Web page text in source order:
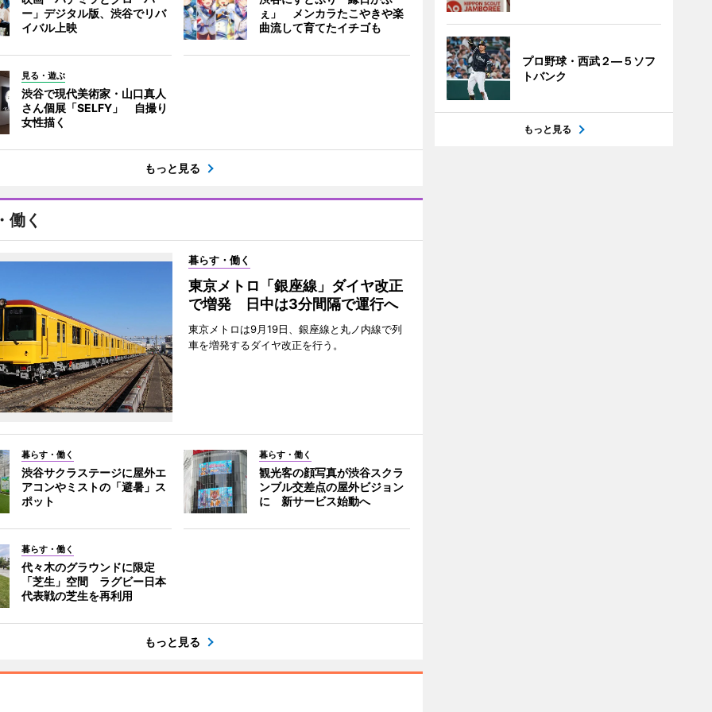
ー」デジタル版、渋谷でリバ
イバル上映
ぇ」 メンカラたこやきや楽
曲流して育てたイチゴも
見る・遊ぶ
渋谷で現代美術家・山口真人
さん個展「SELFY」 自撮り
女性描く
もっと見る
働く
暮らす・働く
東京メトロ「銀座線」ダイヤ改正
で増発 日中は3分間隔で運行へ
東京メトロは9月19日、銀座線と丸ノ内線で列
車を増発するダイヤ改正を行う。
暮らす・働く
渋谷サクラステージに屋外エ
アコンやミストの「避暑」ス
ポット
暮らす・働く
観光客の顔写真が渋谷スクラ
ンブル交差点の屋外ビジョン
に 新サービス始動へ
暮らす・働く
代々木のグラウンドに限定
「芝生」空間 ラグビー日本
代表戦の芝生を再利用
もっと見る
プロ野球・西武２―５ソフ
トバンク
もっと見る